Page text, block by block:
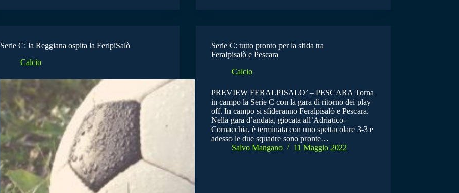
Serie C: la Reggiana ospita la FerlpiSalò
Calcio
Serie C: tutto pronto per la sfida tra
Feralpisalò e Pescara
Calcio
PREVIEW FERALPISALO’ – PESCARA Torna
in campo la Serie C con la gara di ritorno dei play
off. In campo si sfideranno Feralpisalò e Pescara.
Nella gara d’andata, giocata all’Adriatico-
Cornacchia, è terminata con uno spettacolare 3-3 e
adesso le due squadre sono pronte…
Salvo Mangano
11 Maggio 2022